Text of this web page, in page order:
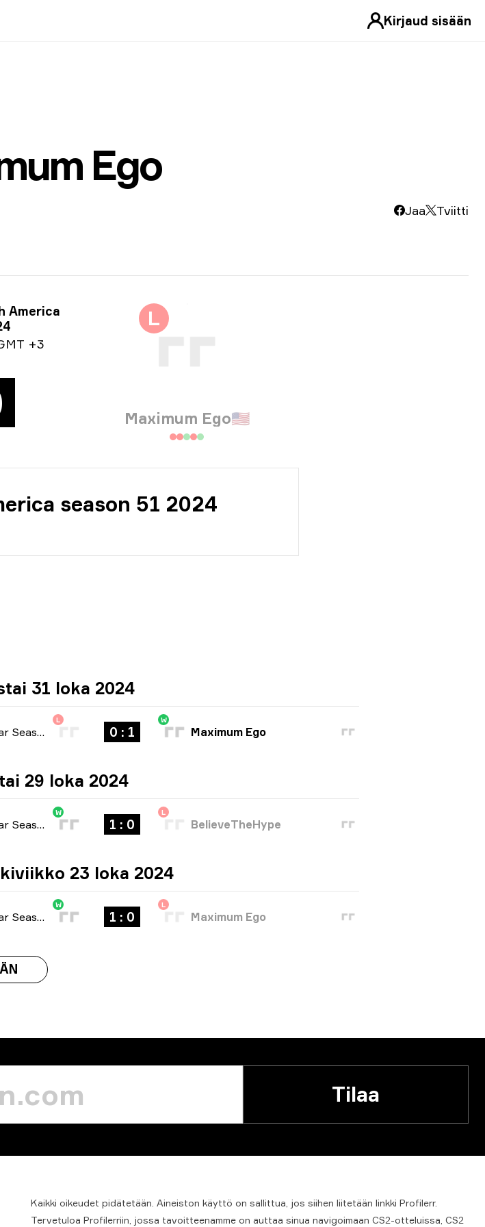
Kirjaud sisään
Ego
Jaa Tviitti
America
+3
L
Maximum Ego🇺🇸
season 51 2024
31 loka 2024
Season
L
0 : 1
W
Maximum Ego
29 loka 2024
Season -bo1
W
1 : 0
L
BelieveTheHype
23 loka 2024
Season -bo1
W
1 : 0
L
Maximum Ego
Tilaa
Kaikki oikeudet pidätetään. Aineiston käyttö on sallittua, jos siihen liitetään linkki Profilerr.
Tervetuloa Profilerriin, jossa tavoitteenamme on auttaa sinua navigoimaan CS2-otteluissa, CS2